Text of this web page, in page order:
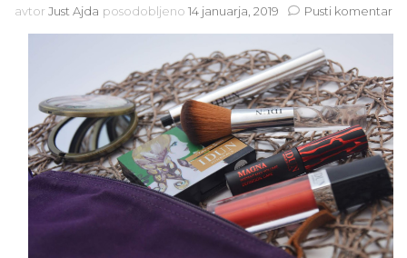
avtor Just Ajda posodobljeno 14 januarja, 2019 Pusti komentarna
for
up